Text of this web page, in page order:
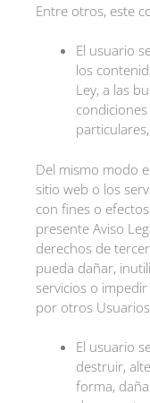
Entre otros, este
El usuario
los
Ley, a las
particulares,
Del mismo modo
sitio web o los
con fines o
presente Aviso
derechos de
pueda dañar,
servicios o
por otros
El usuario
destruir,
forma,